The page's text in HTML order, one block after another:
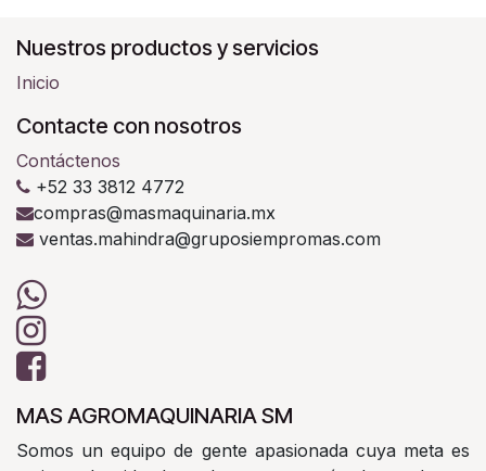
Nuestros productos y servicios
Inicio
Contacte con nosotros
Contáctenos
+52 33 3812 4772
compras@masmaquinaria.mx
ventas.mahindra@gruposiempromas.com
MAS AGROMAQUINARIA SM
Somos un equipo de gente apasionada cuya meta es